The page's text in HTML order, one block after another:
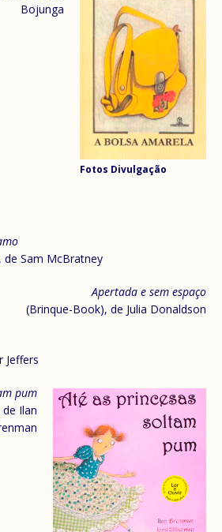
Fotos Divulgação
Bojunga
de Sam McBratney
Apertada e sem espaço
(Brinque-Book), de Julia Donaldson
Jeffers
pum
Ilan